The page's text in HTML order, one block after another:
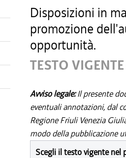
Disposizioni in
promozione
opportunità.
TESTO
Avviso legale:Il presente
eventuali annotazioni, dal
Regione Friuli Venezia
modo della pubblicazione
Scegli il testo vigente nel